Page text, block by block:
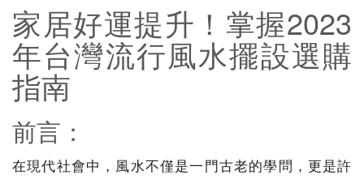
家居好運提升！掌握2023
年台灣流行風水擺設選購
指南
前言：
在現代社會中，風水不僅是一門古老的學問，更是許